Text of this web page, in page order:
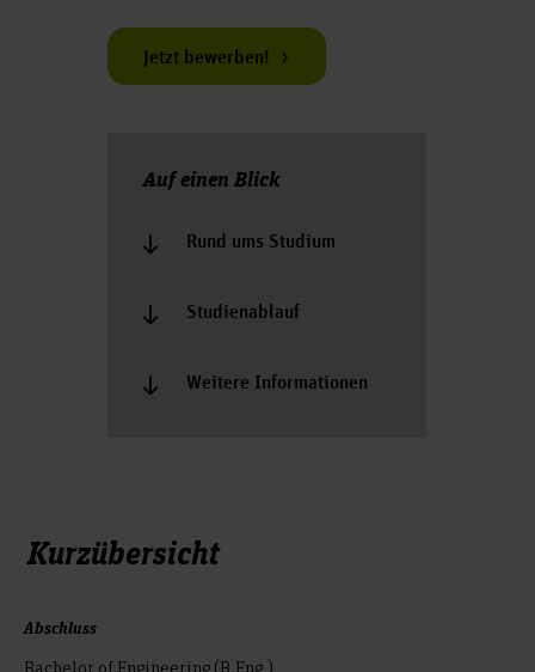
Jetzt bewerben!
Auf einen Blick
Rund ums Studium
Studienablauf
Weitere Informationen
Kurzübersicht
Abschluss